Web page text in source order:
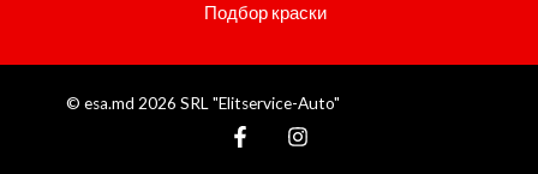
Подбор краски
© esa.md 2026 SRL "Elitservice-Auto"